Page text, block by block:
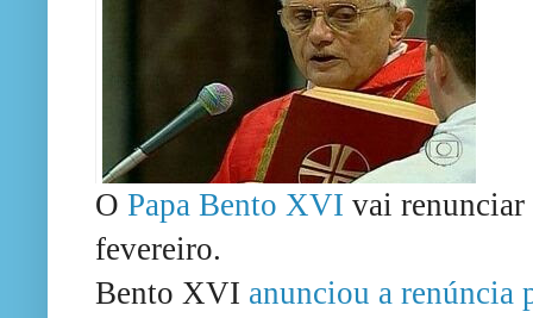
O Papa Bento XVI vai renunciar
fevereiro.
Bento XVI anunciou a renúncia